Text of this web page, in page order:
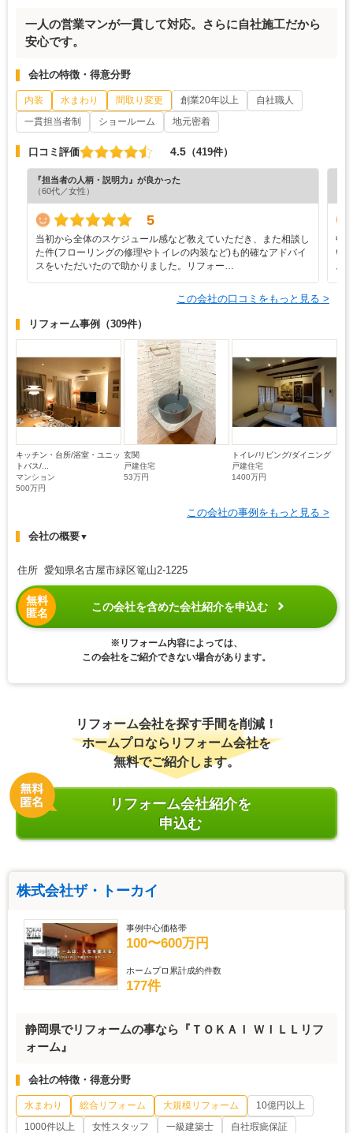
一人の営業マンが一貫して対応。さらに自社施工だから
安心です。
会社の特徴・得意分野
内装 水まわり 間取り変更 創業20年以上
自社職人
一貫担当者制
ショールーム 地元密着
口コミ評価 4.5 （419件）
『担当者の人柄・説明力』が良かった
（60代／女性）
5
当初から全体のスケジュール感など教えていただき、また相談し
た件(フローリングの修理やトイレの内装など)も的確なアドバイ
スをいただいたので助かりました。リフォー…
中
い
ム
この会社の口コミをもっと見る >
リフォーム事例 （309件）
キッチン・台所/浴室・ユニッ
トバス/...
マンション
500万円
玄関
戸建住宅
53万円
トイレ/リビング/ダイニング
戸建住宅
1400万円
この会社の事例をもっと見る >
会社の概要▼
住所 愛知県名古屋市緑区篭山2-1225
無料
匿名
この会社を含めた会社紹介を申込む
※リフォーム内容によっては、
この会社をご紹介できない場合があります。
リフォーム会社を探す手間を削減！
ホームプロならリフォーム会社を
無料でご紹介します。
リフォーム会社紹介を
申込む
株式会社ザ・トーカイ
事例中心価格帯
100〜600万円
ホームプロ累計成約件数
177件
静岡県でリフォームの事なら『ＴＯＫＡＩ ＷＩＬＬリフ
ォーム』
会社の特徴・得意分野
水まわり 総合リフォーム 大規模リフォーム
10億円以上
1000件以上
女性スタッフ 一級建築士 自社瑕疵保証